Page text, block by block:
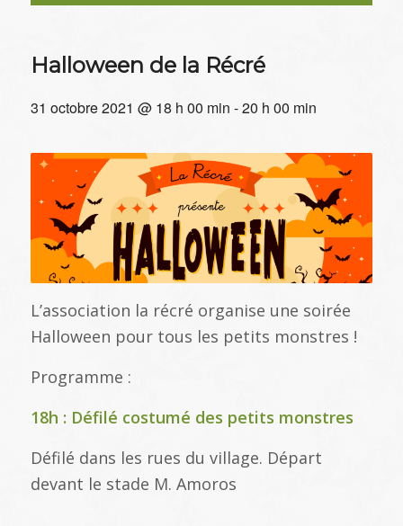
Halloween de la Récré
31 octobre 2021 @ 18 h 00 min -20 h 00 min
L’association la récré organise une soirée
Halloween pour tous les petits monstres !
Programme :
18h : Défilé costumé des petits monstres
Défilé dans les rues du village. Départ
devant le stade M. Amoros